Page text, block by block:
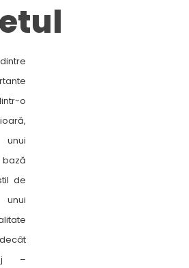
o
unui
de
–